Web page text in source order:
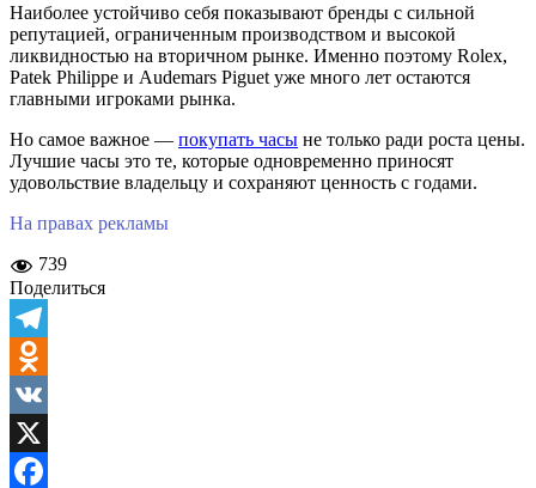
Наиболее устойчиво себя показывают бренды с сильной
репутацией, ограниченным производством и высокой
ликвидностью на вторичном рынке. Именно поэтому Rolex,
Patek Philippe и Audemars Piguet уже много лет остаются
главными игроками рынка.
Но самое важное — покупать часы не только ради роста цены.
Лучшие часы это те, которые одновременно приносят
удовольствие владельцу и сохраняют ценность с годами.
На правах рекламы
739
Поделиться
Telegram
Odnoklassniki
VK
X